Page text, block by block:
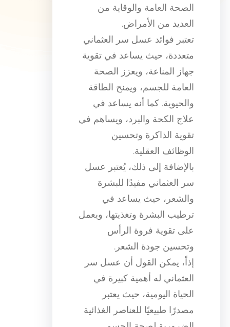
الصحة العامة والوقاية من
العديد من الأمراض.
تعتبر فوائد عسل سر العثماني
متعددة، حيث يساعد في تقوية
جهاز المناعة، ويعزز الصحة
العامة للجسم، ويمنح الطاقة
والحيوية. كما أنه يساعد في
علاج الكحة والبرد، ويساهم في
تقوية الذاكرة وتحسين
الوظائف العقلية.
بالإضافة إلى ذلك، يُعتبر عسل
سر العثماني مفيدًا للبشرة
والشعر، حيث يساعد في
ترطيب البشرة وتغذيتها، ويعمل
على تقوية فروة الرأس
وتحسين جودة الشعر.
إذاً، يمكن القول أن عسل سر
العثماني له أهمية كبيرة في
الحياة اليومية، حيث يعتبر
مصدرًا طبيعيًا للعناصر الغذائية